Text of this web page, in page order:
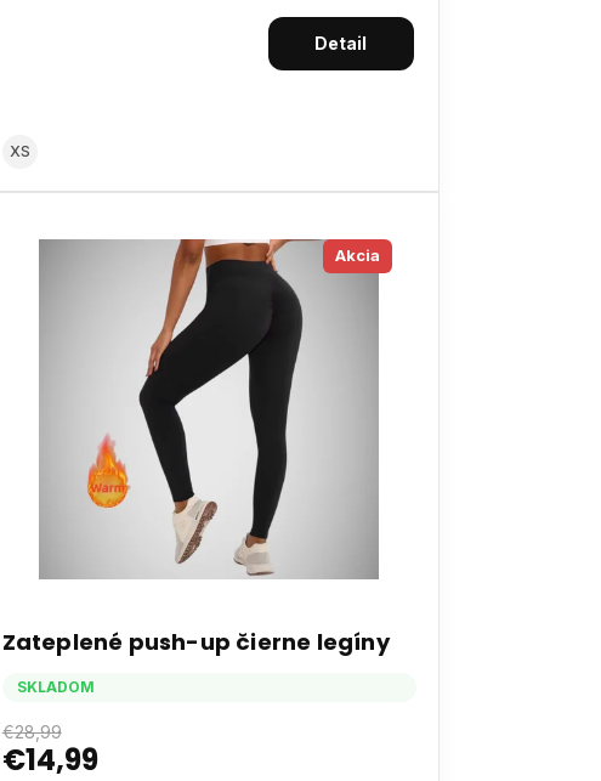
Detail
XS
Akcia
Zateplené push-up čierne legíny
SKLADOM
€28,99
€14,99